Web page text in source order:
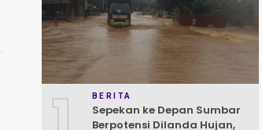
BERITA
Sepekan ke Depan Sumbar
Berpotensi Dilanda Hujan,